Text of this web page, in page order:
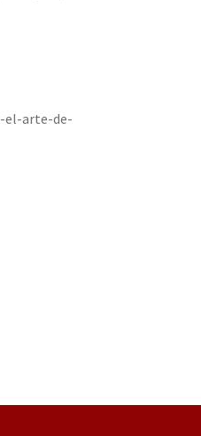
el-arte-de-